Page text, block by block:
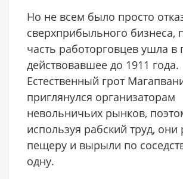
Но не всем было просто
сверхприбыльного бизнеса,
часть работорговцев ушла в
действовавшее до 1911 года.
Естественный грот
приглянулся организаторам
невольничьих рынков,
используя рабский труд,
пещеру и вырыли по
одну.